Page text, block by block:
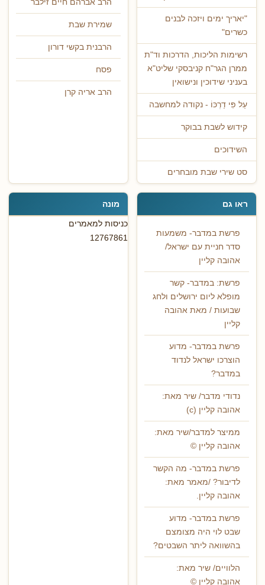
"יאריך ימים ויזכה לבנים
כשרים"
רשימות הליכות, הדרכות וד"ת
ממרן הגר"ח קניבסקי שליט"א
בעניני שידוכין ונישואין
עַל פִּי דַרְכּוֹ - נקודה למחשבה
קידוש לשבת בבוקר
השידוכים
סט שירי שבת מובחרים
הרב אברהם חיים זילבר
שמירת שבת
הרבנית בקשי דורון
פסח
הרב אריה קרן
ראו גם
פרשת במדבר- משמעות
סדר חניית עם ישראל/
אהובה קליין
פרשת: במדבר- קשר
מופלא ליום ירושלים ולחג
שבועות / מאת אהובה
קליין
פרשת במדבר- מדוע
הוצרכו ישראל לנדוד
במדבר?
נדודי מדבר/ שיר מאת:
אהובה קליין (c)
ממיצר למדבר/שיר מאת:
אהובה קליין ©
פרשת במדבר- מה הקשר
לדיבור? /מאמר מאת:
אהובה קליין.
פרשת במדבר- מדוע
שבט לוי היה מצומצם
בהשוואה ליתר השבטים?
הלוויים/ שיר מאת:
אהובה קליין ©
מונה
כניסות למאמרים
12767861